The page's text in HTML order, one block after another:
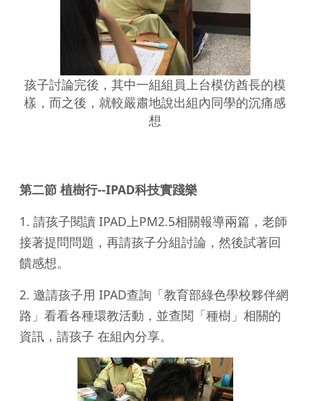
孩子討論完後，其中一組組員上台模仿酋長的模
樣，而之後，就較嚴肅地說出組內同學的沉痛感
想
第二節 植樹行--IPAD科技實踐樂
1. 請孩子閱讀 IPAD上PM2.5相關報導兩篇，老師
接著提問問題，再請孩子分組討論，然後試著回
饋感想。
2. 邀請孩子用 IPAD查詢「教育部綠色學校夥伴網
路」看看各種環教活動，並查閱「種樹」相關的
資訊，請孩子 在組內分享。